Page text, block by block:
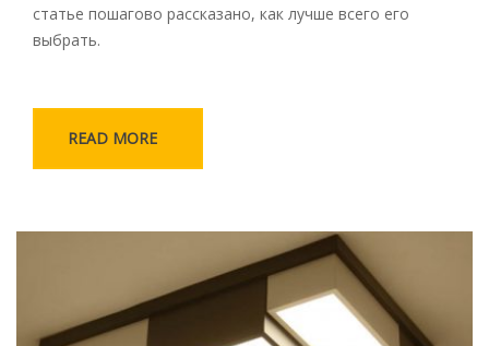
статье пошагово рассказано, как лучше всего его
выбрать.
READ MORE